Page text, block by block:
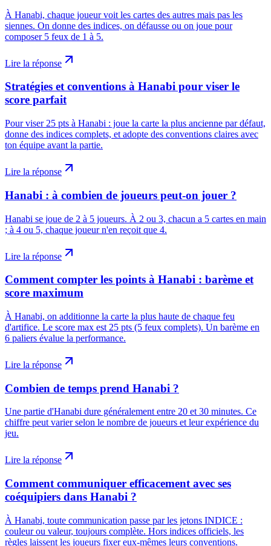
À Hanabi, chaque joueur voit les cartes des autres mais pas les
siennes. On donne des indices, on défausse ou on joue pour
composer 5 feux de 1 à 5.
Lire la réponse
Stratégies et conventions à Hanabi pour viser le
score parfait
Pour viser 25 pts à Hanabi : joue la carte la plus ancienne par défaut,
donne des indices complets, et adopte des conventions claires avec
ton équipe avant la partie.
Lire la réponse
Hanabi : à combien de joueurs peut-on jouer ?
Hanabi se joue de 2 à 5 joueurs. À 2 ou 3, chacun a 5 cartes en main
; à 4 ou 5, chaque joueur n'en reçoit que 4.
Lire la réponse
Comment compter les points à Hanabi : barème et
score maximum
À Hanabi, on additionne la carte la plus haute de chaque feu
d'artifice. Le score max est 25 pts (5 feux complets). Un barème en
6 paliers évalue la performance.
Lire la réponse
Combien de temps prend Hanabi ?
Une partie d'Hanabi dure généralement entre 20 et 30 minutes. Ce
chiffre peut varier selon le nombre de joueurs et leur expérience du
jeu.
Lire la réponse
Comment communiquer efficacement avec ses
coéquipiers dans Hanabi ?
À Hanabi, toute communication passe par les jetons INDICE :
couleur ou valeur, toujours complète. Hors indices officiels, les
règles laissent les joueurs fixer eux-mêmes leurs conventions.